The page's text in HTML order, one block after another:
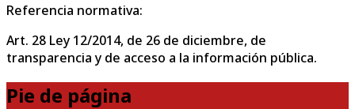
Referencia normativa:
Art. 28 Ley 12/2014, de 26 de diciembre, de
transparencia y de acceso a la información pública.
Pie de página